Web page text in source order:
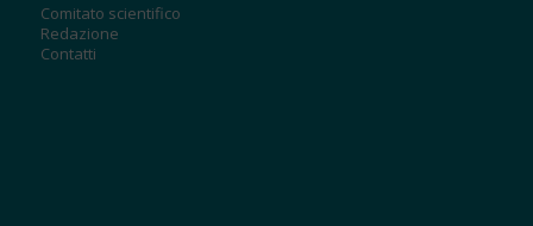
Comitato scientifico
Redazione
Contatti